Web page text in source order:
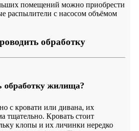
помещений можно приобрести
распылители с насосом объёмом
обработку
обработку жилища?
с кровати или дивана, их
тщательно. Кровать стоит
клопы и их личинки нередко